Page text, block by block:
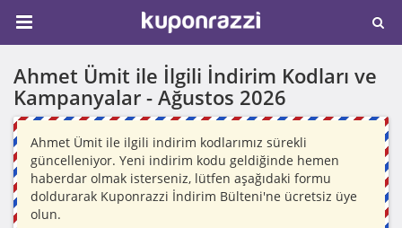
Ahmet Ümit ile İlgili İndirim Kodları ve
Kampanyalar - Ağustos 2026
Ahmet Ümit ile ilgili indirim kodlarımız sürekli
güncelleniyor. Yeni indirim kodu geldiğinde hemen
haberdar olmak isterseniz, lütfen aşağıdaki formu
doldurarak Kuponrazzi İndirim Bülteni'ne ücretsiz üye
olun.